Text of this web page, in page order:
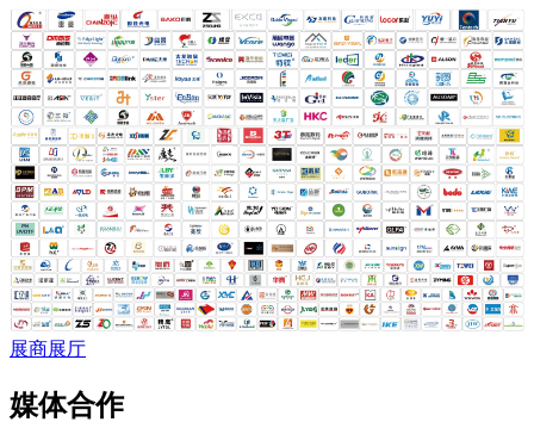
展商展厅
媒体合作